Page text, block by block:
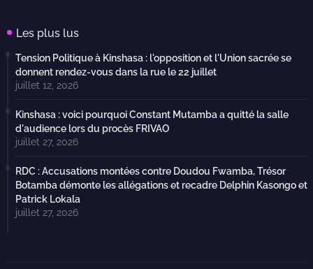
Les plus lus
Tension Politique à Kinshasa : l'opposition et l'Union sacrée se
donnent rendez-vous dans la rue le 22 juillet
juillet 12, 2026
Kinshasa : voici pourquoi Constant Mutamba a quitté la salle
d'audience lors du procès FRIVAO
juillet 27, 2026
RDC : Accusations montées contre Doudou Fwamba, Trésor
Botamba démonte les allégations et recadre Delphin Kasongo et
Patrick Lokala
juillet 27, 2026